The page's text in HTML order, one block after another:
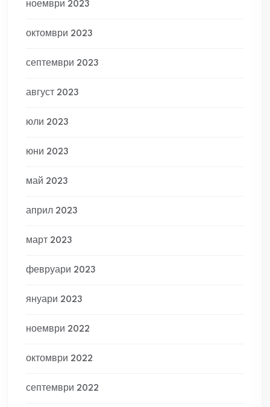
ноември 2023
октомври 2023
септември 2023
август 2023
юли 2023
юни 2023
май 2023
април 2023
март 2023
февруари 2023
януари 2023
ноември 2022
октомври 2022
септември 2022